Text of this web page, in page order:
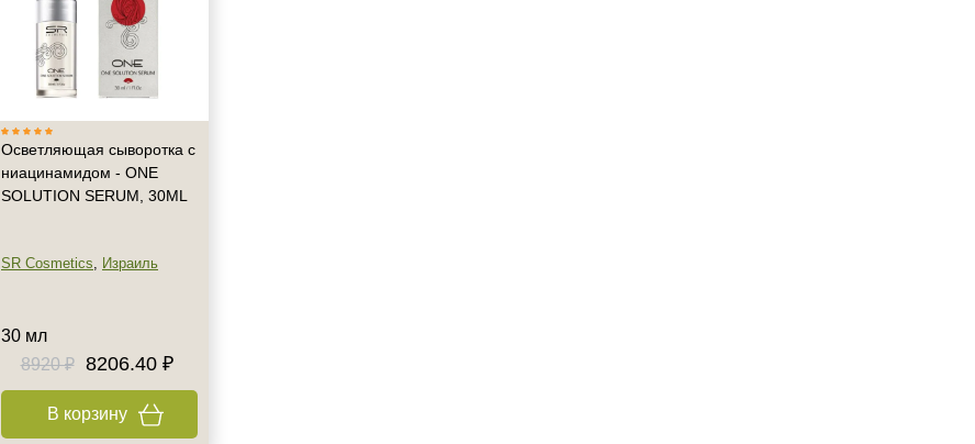
Осветляющая сыворотка с
ниацинамидом - ONE
SOLUTION SERUM, 30ML
SR Cosmetics, Израиль
30 мл
8920 ₽
8206.40 ₽
В корзину